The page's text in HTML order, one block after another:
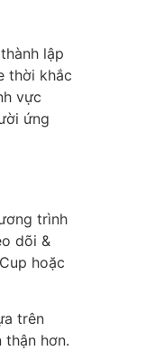
lập
thời khắc
vực
ứng
trình
dõi &
hoặc
trên
hơn.